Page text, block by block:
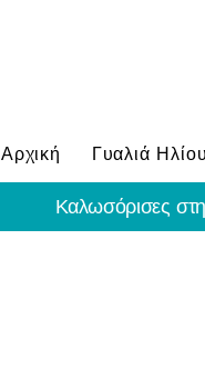
Αρχική Γυαλιά Ηλίου
Καλωσόρισες